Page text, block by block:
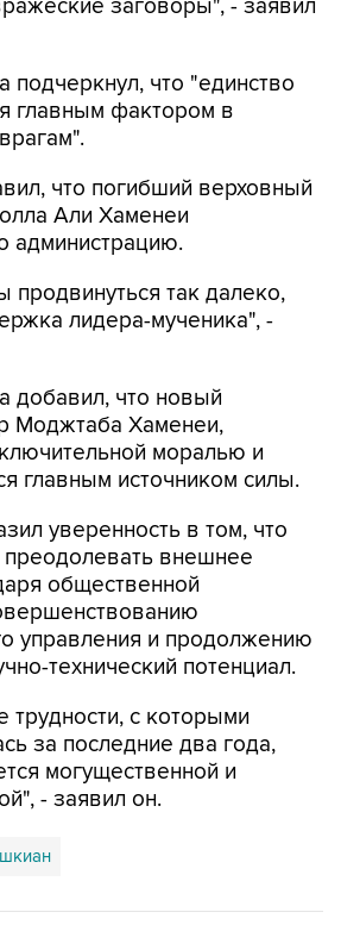
заговоры", - заявил
подчеркнул, что "единство
главным фактором в
что погибший верховный
Али Хаменеи
администрацию.
так далеко,
лидера-мученика", -
добавил, что новый
Моджтаба Хаменеи,
моралью и
главным источником силы.
уверенность в том, что
внешнее
общественной
управления и продолжению
технический потенциал.
трудности, с которыми
за последние два года,
могущественной и
- заявил он.